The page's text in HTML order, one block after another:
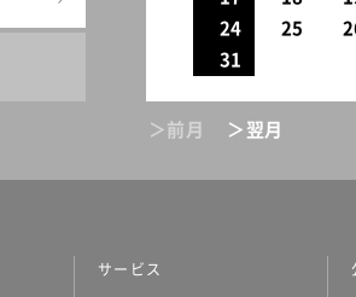
24
25
31
＞前月 ＞翌月
サービス